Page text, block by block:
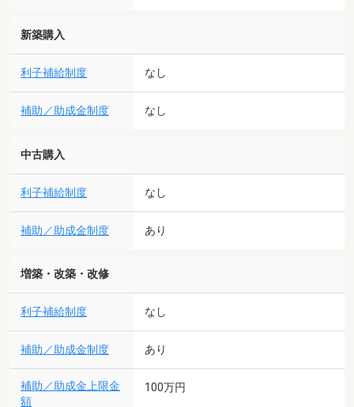
新築購入
利子補給制度 なし
補助／助成金制度 なし
中古購入
利子補給制度 なし
補助／助成金制度 あり
増築・改築・改修
利子補給制度 なし
補助／助成金制度 あり
補助／助成金上限金
額
100万円